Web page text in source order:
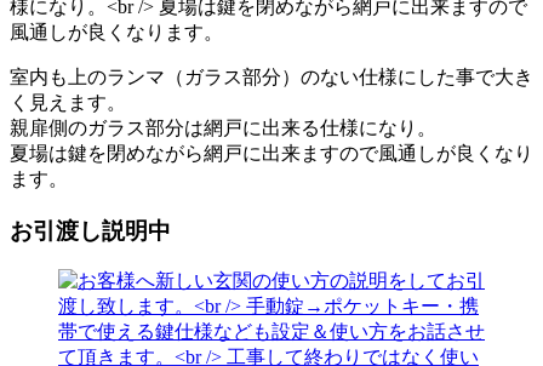
室内も上のランマ（ガラス部分）のない仕様にした事で大き
く見えます。
親扉側のガラス部分は網戸に出来る仕様になり。
夏場は鍵を閉めながら網戸に出来ますので風通しが良くなり
ます。
お引渡し説明中